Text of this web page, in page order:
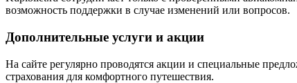
возможность поддержки в случае изменений или вопросов.
Дополнительные услуги и акции
На сайте регулярно проводятся акции и специальные
страхования для комфортного путешествия.